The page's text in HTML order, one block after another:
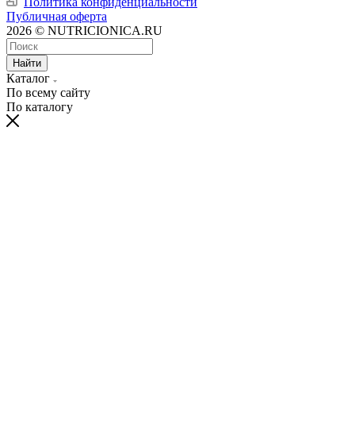
Публичная оферта
2026 © NUTRICIONICA.RU
Найти
Каталог
По всему сайту
По каталогу